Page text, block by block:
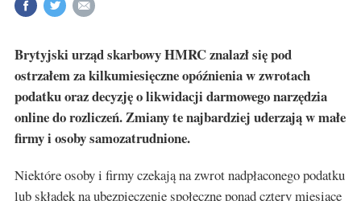
Brytyjski urząd skarbowy HMRC znalazł się pod
ostrzałem za kilkumiesięczne opóźnienia w zwrotach
podatku oraz decyzję o likwidacji darmowego narzędzia
online do rozliczeń. Zmiany te najbardziej uderzają w małe
firmy i osoby samozatrudnione.
Niektóre osoby i firmy czekają na zwrot nadpłaconego podatku
lub składek na ubezpieczenie społeczne ponad cztery miesiące